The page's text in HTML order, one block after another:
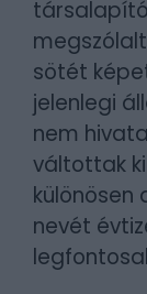
sötét
jelenlegi
nem
váltottak
különösen
nevét